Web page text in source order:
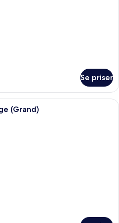
Se priser
En rummelig opholdsstue med
(Grand)